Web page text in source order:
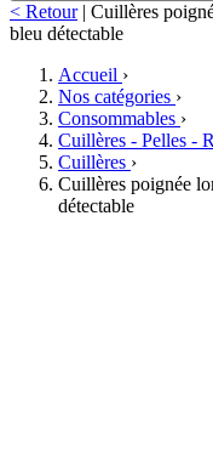
< Retour | Cuillères
bleu détectable
Accueil ›
Nos catégories ›
Consommables ›
Cuillères - Pelles -
Cuillères ›
Cuillères poignée
détectable